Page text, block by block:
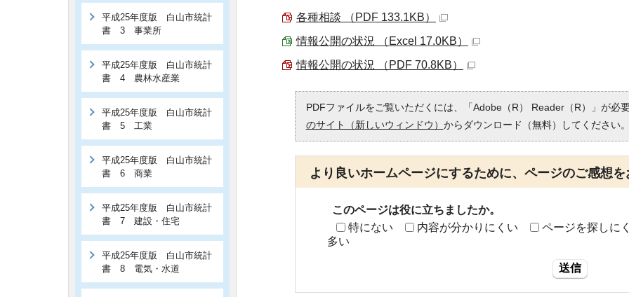
各種相談 （PDF 133.1KB）
情報公開の状況 （Excel 17.0KB）
情報公開の状況 （PDF 70.8KB）
PDFファイルをご覧いただくには、「Adobe（R） Reader（R）」が必
のサイト（新しいウィンドウ） からダウンロード（無料）してください。
より良いホームページにするために、ページのご感想を
このページは役に立ちましたか。
特にない
内容が分かりにくい ページを探しに
多い
送信
平成25年度版 白山市統計
書 3 事業所
平成25年度版 白山市統計
書 4 農林水産業
平成25年度版 白山市統計
書 5 工業
平成25年度版 白山市統計
書 6 商業
平成25年度版 白山市統計
書 7 建設・住宅
平成25年度版 白山市統計
書 8 電気・水道